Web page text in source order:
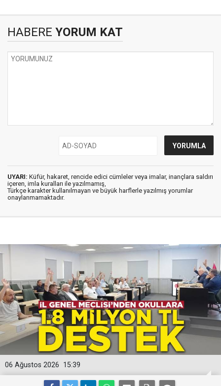
HABERE YORUM KAT
UYARI: Küfür, hakaret, rencide edici cümleler veya imalar, inançlara saldırı
içeren, imla kuralları ile yazılmamış,
Türkçe karakter kullanılmayan ve büyük harflerle yazılmış yorumlar
onaylanmamaktadır.
15:39
06 Ağustos 2026